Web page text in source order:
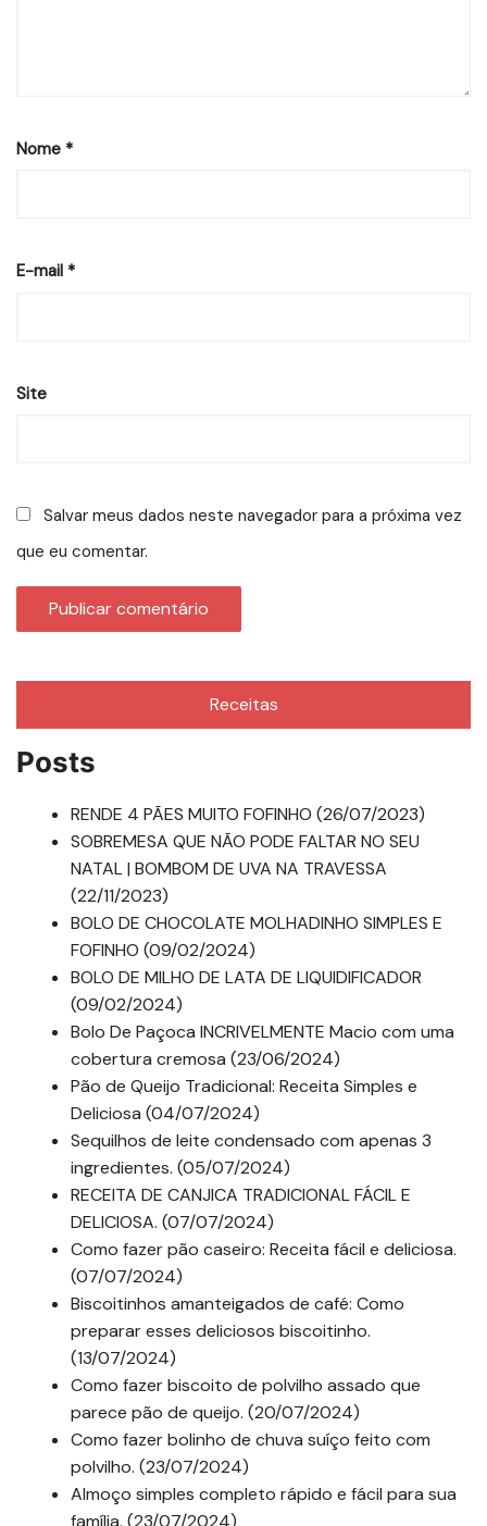
Nome *
E-mail *
Site
Salvar meus dados neste navegador para a próxima vez
que eu comentar.
Receitas
Posts
RENDE 4 PÃES MUITO FOFINHO (26/07/2023)
SOBREMESA QUE NÃO PODE FALTAR NO SEU
NATAL | BOMBOM DE UVA NA TRAVESSA
(22/11/2023)
BOLO DE CHOCOLATE MOLHADINHO SIMPLES E
FOFINHO (09/02/2024)
BOLO DE MILHO DE LATA DE LIQUIDIFICADOR
(09/02/2024)
Bolo De Paçoca INCRIVELMENTE Macio com uma
cobertura cremosa (23/06/2024)
Pão de Queijo Tradicional: Receita Simples e
Deliciosa (04/07/2024)
Sequilhos de leite condensado com apenas 3
ingredientes. (05/07/2024)
RECEITA DE CANJICA TRADICIONAL FÁCIL E
DELICIOSA. (07/07/2024)
Como fazer pão caseiro: Receita fácil e deliciosa.
(07/07/2024)
Biscoitinhos amanteigados de café: Como
preparar esses deliciosos biscoitinho.
(13/07/2024)
Como fazer biscoito de polvilho assado que
parece pão de queijo. (20/07/2024)
Como fazer bolinho de chuva suíço feito com
polvilho. (23/07/2024)
Almoço simples completo rápido e fácil para sua
família. (23/07/2024)